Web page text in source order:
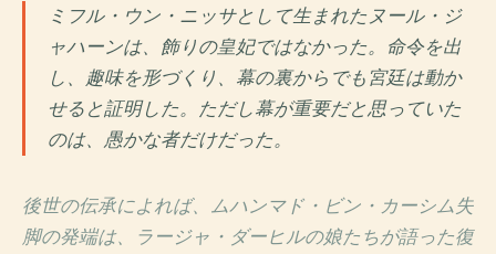
ミフル・ウン・ニッサとして生まれたヌール・ジ
ャハーンは、飾りの皇妃ではなかった。命令を出
し、趣味を形づくり、幕の裏からでも宮廷は動か
せると証明した。ただし幕が重要だと思っていた
のは、愚かな者だけだった。
後世の伝承によれば、ムハンマド・ビン・カーシム失
脚の発端は、ラージャ・ダーヒルの娘たちが語った復